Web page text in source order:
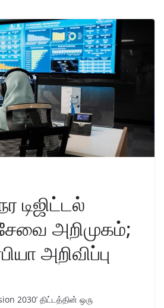
டிஜிட்டல்
அறிமுகம்;
அறிவிப்பு
2030’ திட்டத்தின் ஒரு